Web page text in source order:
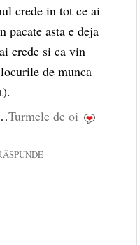
crede in tot ce ai
pacate asta e deja
crede si ca vin
de munca
Turmele de oi